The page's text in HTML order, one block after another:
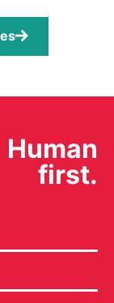
Human
first.